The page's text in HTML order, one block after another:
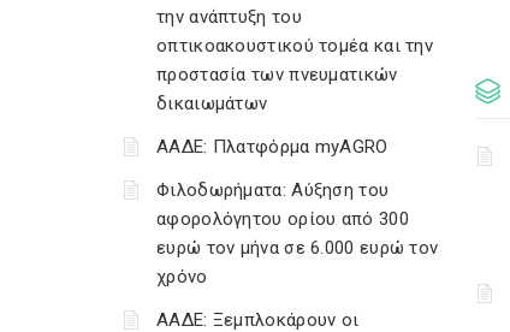
την ανάπτυξη του
οπτικοακουστικού τομέα και την
προστασία των πνευματικών
δικαιωμάτων
ΑΑΔΕ: Πλατφόρμα myAGRO
Φιλοδωρήματα: Αύξηση του
αφορολόγητου ορίου από 300
ευρώ τον μήνα σε 6.000 ευρώ τον
χρόνο
ΑΑΔΕ: Ξεμπλοκάρουν οι